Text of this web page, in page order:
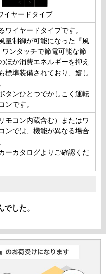
イヤードタイプ
ワイヤードタイプです。
量制御が可能になった『風
ンタッチで節電可能な節
ほか消費エネルギーを抑え
標準装備されており、嬉し
タンひとつでかしこく運転
ンです。
モコン内蔵含む）またはワ
ンでは、機能が異なる場合
ーカタログよりご確認くだ
した。